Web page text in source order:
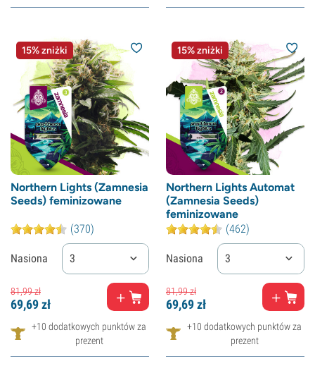
15% zniżki
Northern Lights (Zamnesia
Seeds) feminizowane
(370)
Nasiona 3
81,99zł
69,69zł
+10 dodatkowych punktów za
prezent
15% zniżki
Northern Lights Automat
(Zamnesia Seeds)
feminizowane
(462)
Nasiona 3
81,99zł
69,69zł
+10 dodatkowych punktów za
prezent